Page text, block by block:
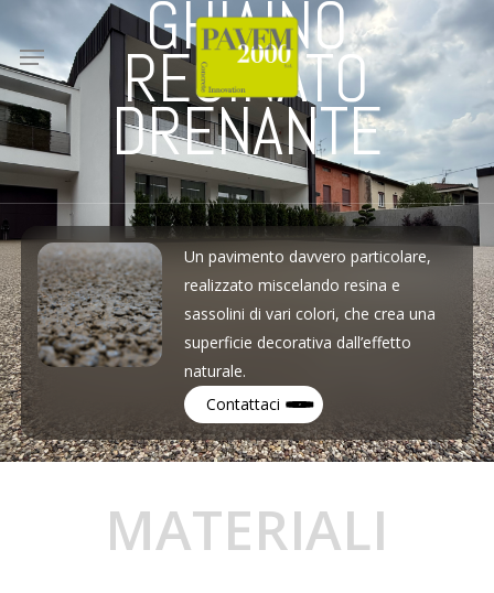
to
main
content
Menu GHIAINO
RESINATO
DRENANTE
Un pavimento davvero particolare,
realizzato miscelando resina e
sassolini di vari colori, che crea una
superficie decorativa dall’effetto
naturale.
Contattaci
MATERIALI